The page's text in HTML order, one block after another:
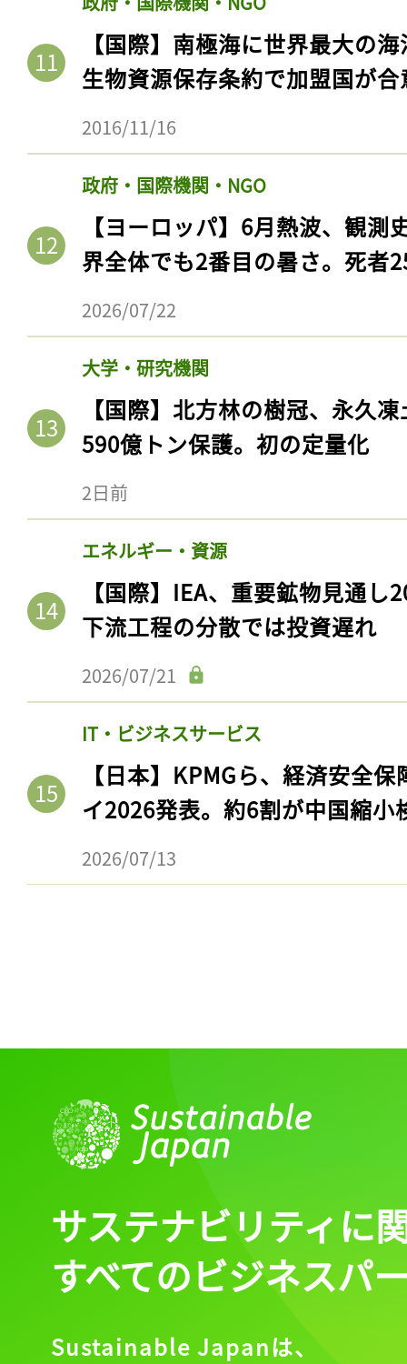
【国際】南極海に世界最大の
生物資源保存条約で加盟国が合
2016/11/16
政府・国際機関・NGO
【ヨーロッパ】6月熱波、観
界全体でも2番目の暑さ。死者
2026/07/22
大学・研究機関
【国際】北方林の樹冠、永久
590億トン保護。初の定量化
2日前
エネルギー・資源
【国際】IEA、重要鉱物見通
下流工程の分散では投資遅れ
2026/07/21
IT・ビジネスサービス
【日本】KPMGら、経済安全
イ2026発表。約6割が中国縮小
2026/07/13
ログインが必
会員登録
サステナビリティに
すべてのビジネスパ
Sustainable Japanは、